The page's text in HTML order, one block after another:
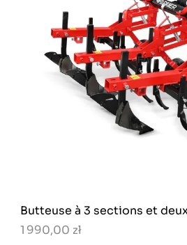
Butteuse à 3 sections et
1 990,00 zł